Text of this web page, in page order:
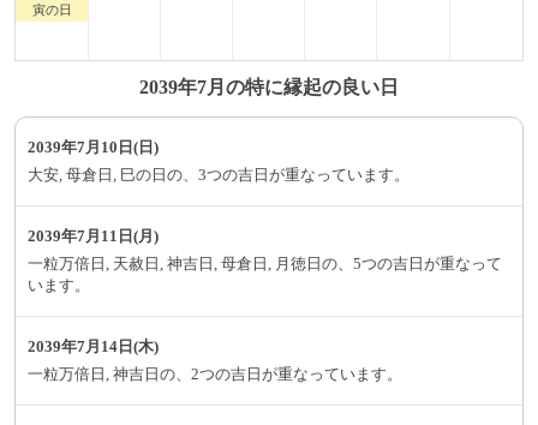
寅の日
2039年7月の特に縁起の良い日
2039年7月10日(日)
大安, 母倉日, 巳の日の、3つの吉日が重なっています。
2039年7月11日(月)
一粒万倍日, 天赦日, 神吉日, 母倉日, 月徳日の、5つの吉日が重なって
います。
2039年7月14日(木)
一粒万倍日, 神吉日の、2つの吉日が重なっています。